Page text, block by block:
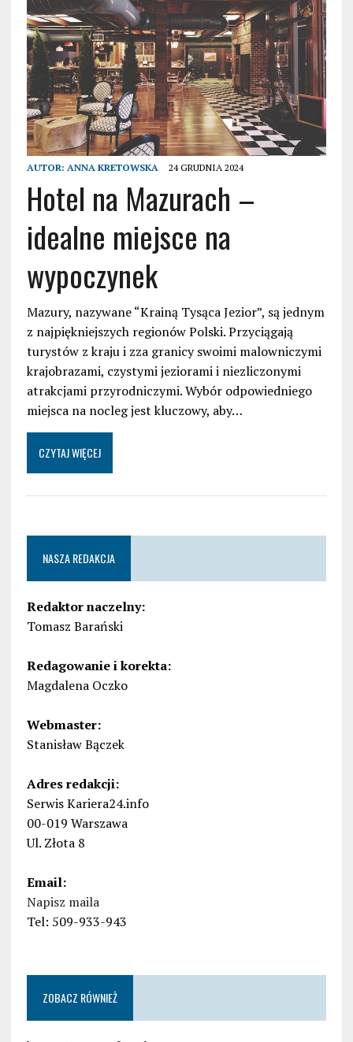
AUTOR: ANNA KRETOWSKA 24 GRUDNIA 2024
Hotel na Mazurach –
idealne miejsce na
wypoczynek
Mazury, nazywane “Krainą Tysąca Jezior”, są jednym
z najpiękniejszych regionów Polski. Przyciągają
turystów z kraju i zza granicy swoimi malowniczymi
krajobrazami, czystymi jeziorami i niezliczonymi
atrakcjami przyrodniczymi. Wybór odpowiedniego
miejsca na nocleg jest kluczowy, aby…
CZYTAJ WIĘCEJ
NASZA REDAKCJA
Redaktor naczelny:
Tomasz Barański
Redagowanie i korekta:
Magdalena Oczko
Webmaster:
Stanisław Bączek
Adres redakcji:
Serwis Kariera24.info
00-019 Warszawa
Ul. Złota 8
Email:
Napisz maila
Tel: 509-933-943
ZOBACZ RÓWNIEŻ